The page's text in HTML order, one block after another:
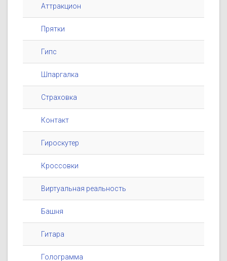
Аттракцион
Прятки
Гипс
Шпаргалка
Страховка
Контакт
Гироскутер
Кроссовки
Виртуальная реальность
Башня
Гитара
Голограмма